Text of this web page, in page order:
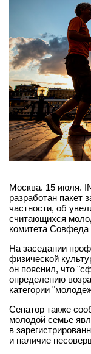
Москва. 15 июля.
разработан пакет
частности, об
считающихся
комитета
На заседании
физической
он пояснил, что
определению
категории
Сенатор также
молодой семье
в
и наличие